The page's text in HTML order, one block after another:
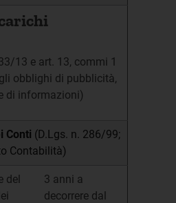
13 e art. 13, commi 1
obblighi di pubblicità,
di informazioni)
Conti (D.Lgs. n. 286/99;
Contabilità)
del
3 anni a
decorrere dal